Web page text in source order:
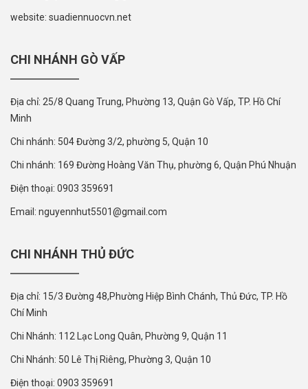
website: suadiennuocvn.net
CHI NHÁNH GÒ VẤP
Địa chỉ: 25/8 Quang Trung, Phường 13, Quận Gò Vấp, TP. Hồ Chí
Minh
Chi nhánh: 504 Đường 3/2, phường 5, Quận 10
Chi nhánh: 169 Đường Hoàng Văn Thụ, phường 6, Quận Phú Nhuận
Điện thoại: 0903 359691
Email: nguyennhut5501@gmail.com
CHI NHÁNH THỦ ĐỨC
Địa chỉ: 15/3 Đường 48,Phường Hiệp Bình Chánh, Thủ Đức, TP. Hồ
Chí Minh
Chi Nhánh: 112 Lạc Long Quân, Phường 9, Quận 11
Chi Nhánh: 50 Lê Thị Riêng, Phường 3, Quận 10
Điện thoại: 0903 359691